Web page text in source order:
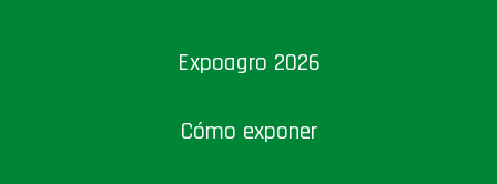
Expoagro 2026
Cómo exponer